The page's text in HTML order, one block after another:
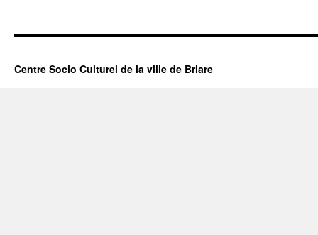
Centre Socio Culturel de la ville de Briare